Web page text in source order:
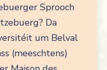
Sprooch
Da
um Belval
(meeschtens)